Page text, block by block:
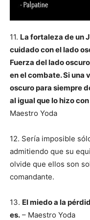
11. La fortaleza de un
cuidado con el lado
Fuerza del lado
en el combate. Si una
oscuro para siempre
al igual que lo hizo
Maestro Yoda
12. Sería imposible
admitiendo que su
olvide que ellos son
comandante.
13. El miedo a la
es. – Maestro Yoda